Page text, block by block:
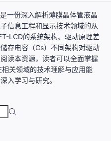
一份深入解析薄膜晶体管液晶
信息工程和显示技术领域的从
LCD的系统架构、驱动原理差
存电容（Cs）不同架构对驱动
读本资源，读者可以全面掌握
关领域的技术理解与应用能
入学习与研究。